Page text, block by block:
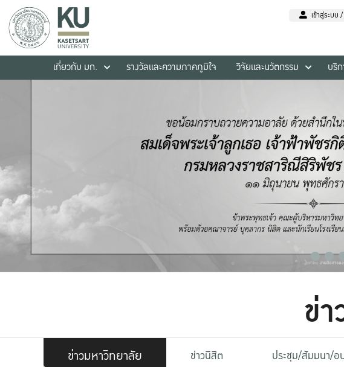
เข้าสู่ระบบ
เกี่ยวกับ มก.
รางวัลและความภาคภูมิใจ วิจัยและนวัตกรรม บริ
ข่
ข่าวมหาวิทยาลัย ข่าวนิสิต ประชุม/สัมมนา/อ